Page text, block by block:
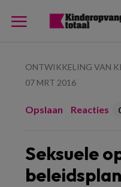
ONTWIKKELING VAN
07 MRT 2016
Opslaan Reacties
Seksuele